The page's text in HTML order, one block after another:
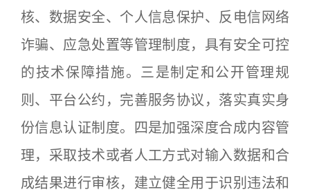
核、数据安全、个人信息保护、反电信网络
诈骗、应急处置等管理制度，具有安全可控
的技术保障措施。三是制定和公开管理规
则、平台公约，完善服务协议，落实真实身
份信息认证制度。四是加强深度合成内容管
理，采取技术或者人工方式对输入数据和合
成结果进行审核，建立健全用于识别违法和